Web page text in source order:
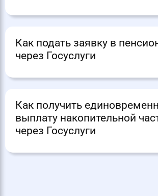
Как подать заявку в
через Госуслуги
Как получить
выплату накопительной
через Госуслуги